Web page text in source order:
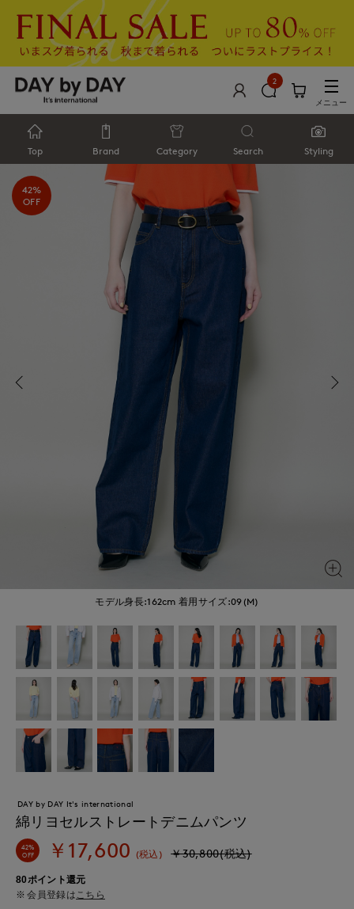
2
メニュー
Top Brand Category Search Styling
モデル身長:162cm 着用サイズ:09(M)
42%
OFF
DAY by DAY It's international
綿リヨセルストレートデニムパンツ
42%
OFF
￥17,600 (税込) ￥30,800(税込)
80ポイント還元
会員登録は こちら